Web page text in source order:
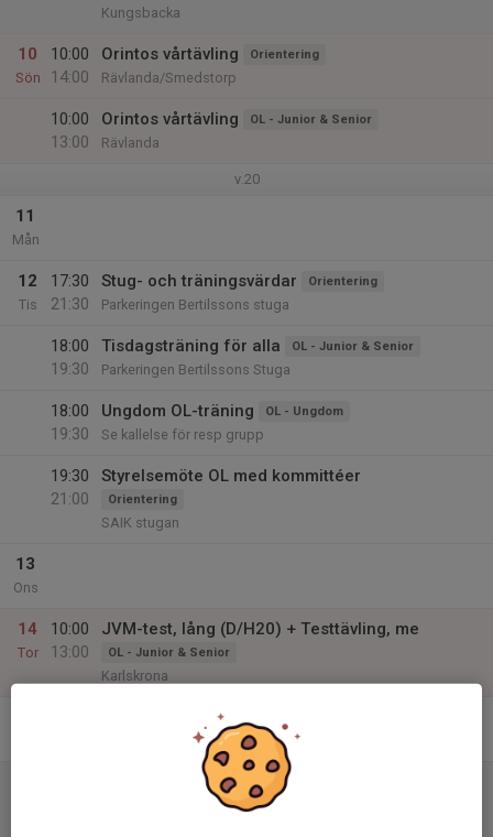
Kungsbacka
10
Sön
10:00
14:00
Orintos vårtävling Orientering
Rävlanda/Smedstorp
10:00
13:00
Orintos vårtävling OL - Junior & Senior
Rävlanda
v.20
11
Mån
12
Tis
17:30
21:30
Stug- och träningsvärdar Orientering
Parkeringen Bertilssons stuga
18:00
19:30
Tisdagsträning för alla OL - Junior & Senior
Parkeringen Bertilssons Stuga
18:00
19:30
Ungdom OL-träning OL - Ungdom
Se kallelse för resp grupp
19:30
21:00
Styrelsemöte OL med kommittéer
Orientering
SAIK stugan
13
Ons
14
Tor
10:00
13:00
JVM-test, lång (D/H20) + Testtävling, me
OL - Junior & Senior
Karlskrona
SM, sprint (Swedish League, #4), kval
OL - Junior & Senior